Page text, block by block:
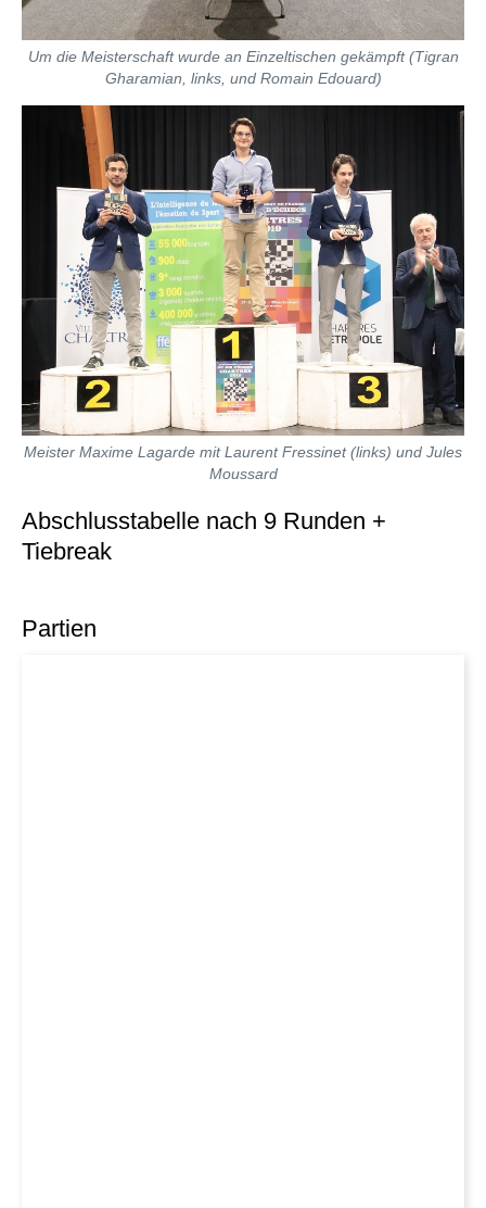
Um die Meisterschaft wurde an Einzeltischen gekämpft (Tigran
Gharamian, links, und Romain Edouard)
Meister Maxime Lagarde mit Laurent Fressinet (links) und Jules
Moussard
Abschlusstabelle nach 9 Runden +
Tiebreak
Partien